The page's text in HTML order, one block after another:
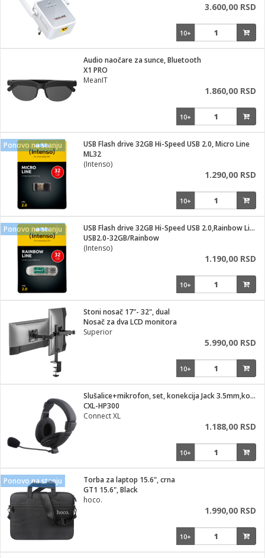
3.600,00 RSD
10+
Audio naočare za sunce, Bluetooth
X1 PRO
MeanIT
1.860,00 RSD
10+
Ponovo na stanju
USB Flash drive 32GB Hi-Speed USB 2.0, Micro Line
ML32
(Intenso)
1.290,00 RSD
10+
Ponovo na stanju
USB Flash drive 32GB Hi-Speed USB 2.0,Rainbow Line,TRANSP.
USB2.0-32GB/Rainbow
(Intenso)
1.190,00 RSD
10+
Stoni nosač 17"- 32", dual
Nosač za dva LCD monitora
Superior
5.990,00 RSD
10+
Slušalice+mikrofon, set, konekcija Jack 3.5mm,kožni jastučić
CXL-HP300
Connect XL
1.188,00 RSD
10+
Ponovo na stanju
Torba za laptop 15.6", crna
GT1 15.6", Black
hoco.
1.990,00 RSD
10+